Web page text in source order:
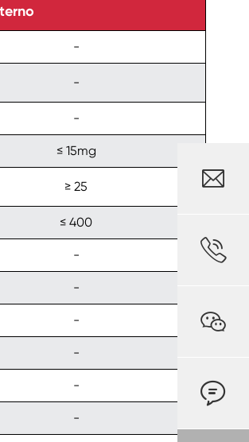
-
-
-
≤ 15mg
≥ 25
≤ 400
-
-
-
-
-
-



